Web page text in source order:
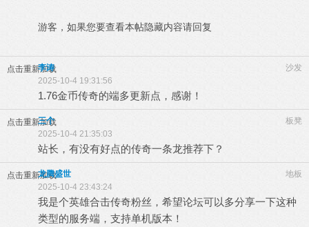
游客，如果您要查看本帖隐藏内容请回复
点击重新加载 沙发
李涛
2025-10-4 19:31:56
1.76金币传奇的端多更新点，感谢！
点击重新加载 板凳
三个
2025-10-4 21:35:03
站长，有没有好点的传奇一条龙推荐下？
点击重新加载 地板
龙腾盛世
2025-10-4 23:43:24
我是个英雄合击传奇粉丝，希望论坛可以多分享一下这种
类型的服务端，支持单机版本！